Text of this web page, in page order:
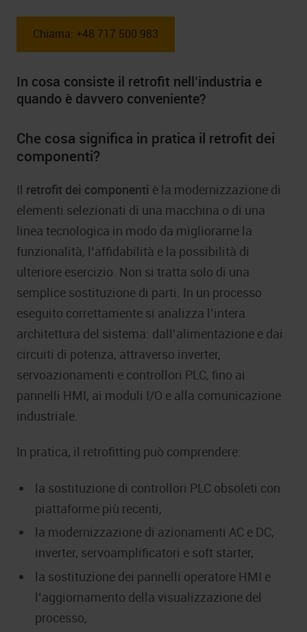
Chiama: +48 717 500 983
In cosa consiste il retrofit nell’industria e
quando è davvero conveniente?
Che cosa significa in pratica il retrofit dei
componenti?
Il retrofit dei componenti è la modernizzazione di
elementi selezionati di una macchina o di una
linea tecnologica in modo da migliorarne la
funzionalità, l’affidabilità e la possibilità di
ulteriore esercizio. Non si tratta solo di una
semplice sostituzione di parti. In un processo
eseguito correttamente si analizza l’intera
architettura del sistema: dall’alimentazione e dai
circuiti di potenza, attraverso inverter,
servoazionamenti e controllori PLC, fino ai
pannelli HMI, ai moduli I/O e alla comunicazione
industriale.
In pratica, il retrofitting può comprendere:
la sostituzione di controllori PLC obsoleti con
piattaforme più recenti,
la modernizzazione di azionamenti AC e DC,
inverter, servoamplificatori e soft starter,
la sostituzione dei pannelli operatore HMI e
l’aggiornamento della visualizzazione del
processo,